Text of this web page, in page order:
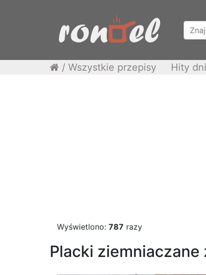
/ Wszystkie przepisy Hity
Wyświetlono: 787 razy
Placki